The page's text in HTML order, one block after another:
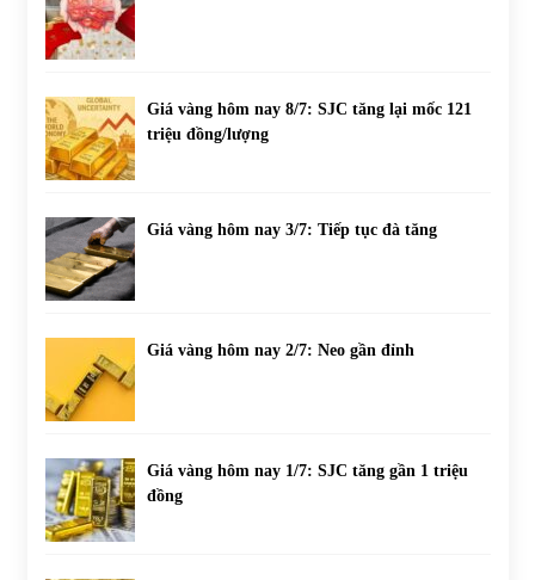
Giá vàng hôm nay 8/7: SJC tăng lại mốc 121
triệu đồng/lượng
Giá vàng hôm nay 3/7: Tiếp tục đà tăng
Giá vàng hôm nay 2/7: Neo gần đỉnh
Giá vàng hôm nay 1/7: SJC tăng gần 1 triệu
đồng